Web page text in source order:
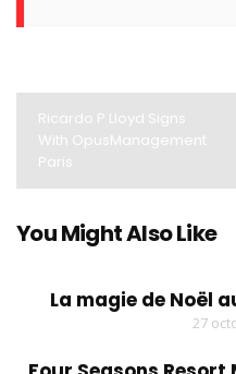
Ricardo P Lloyd Signs
With OpusManagement
Paris
You Might Also Like
La magie de Noël
27